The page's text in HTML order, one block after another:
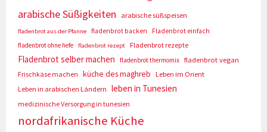
arabische Süßigkeiten arabische süßspeisen
fladenbrot aus der Pfanne fladenbrot backen
Fladenbrot einfach
fladenbrot ohne hefe
fladenbrot rezept Fladenbrot rezepte
Fladenbrot selber machen fladenbrot thermomix fladenbrot vegan
Frischkäse machen
küche des maghreb
Leben im Orient
Leben in arabischen Ländern
leben in Tunesien
medizinische Versorgung in tunesien
nordafrikanische Küche